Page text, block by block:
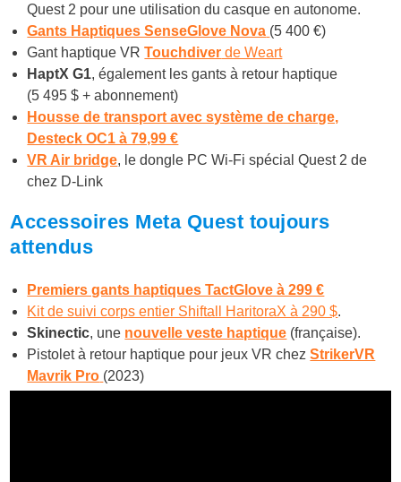
Quest 2 pour une utilisation du casque en autonome.
Gants Haptiques SenseGlove Nova (5 400 €)
Gant haptique VRTouchdiver de Weart
HaptX G1, également les gants à retour haptique
(5 495 $ + abonnement)
Housse de transport avec système de charge,
Desteck OC1 à 79,99 €
VR Air bridge, le dongle PC Wi-Fi spécial Quest 2 de
chez D-Link
Accessoires Meta Quest toujours
attendus
Premiers gants haptiques TactGlove à 299 €
Kit de suivi corps entier Shiftall HaritoraX à 290 $.
Skinectic, une nouvelle veste haptique (française).
Pistolet à retour haptique pour jeux VR chezStrikerVR
Mavrik Pro (2023)